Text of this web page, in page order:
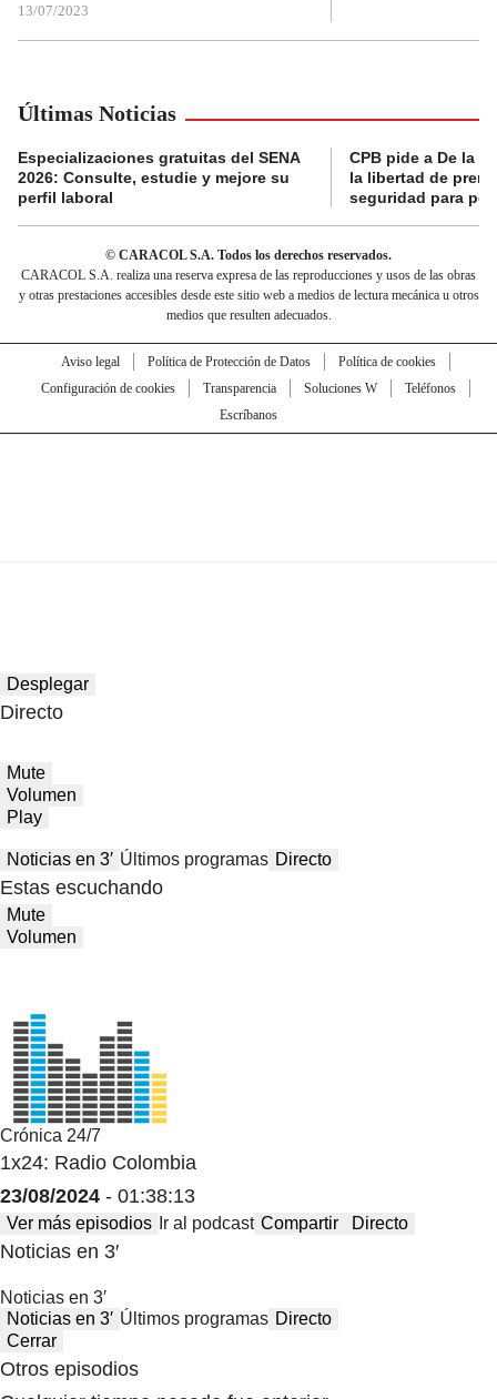
13/07/2023
Últimas Noticias
Especializaciones gratuitas del SENA
2026: Consulte, estudie y mejore su
perfil laboral
CPB pide a De la
la libertad de
seguridad para
© CARACOL S.A. Todos los derechos reservados.
CARACOL S.A. realiza una reserva expresa de las reproducciones y usos de las obras
y otras prestaciones accesibles desde este sitio web a medios de lectura mecánica u otros
medios que resulten adecuados.
Aviso legal Política de Protección de Datos
Política de cookies
Configuración de cookies
Transparencia Soluciones W
Teléfonos
Escríbanos
Desplegar
Directo
Mute
Volumen
Play
Noticias en 3′ Últimos programas Directo
Estas escuchando
Mute
Volumen
Crónica 24/7
1x24: Radio Colombia
23/08/2024 - 01:38:13
Ver más episodios Ir al podcast Compartir Directo
Noticias en 3′
Noticias en 3′
Noticias en 3′ Últimos programas Directo
Cerrar
Otros episodios